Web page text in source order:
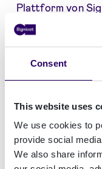
Consent
This website uses
We use cookies to
provide social
We also share
Plattform von
Abdeckung von
elektronischen
Anforderungen.
Unternehmen wie
Vertrauen bei
"Seitdem wir die